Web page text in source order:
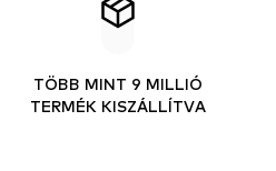
TÖBB MINT 9 MILLIÓ
TERMÉK KISZÁLLÍTVA